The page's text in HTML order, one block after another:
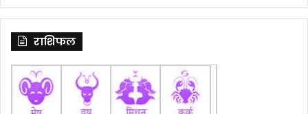
राशिफल